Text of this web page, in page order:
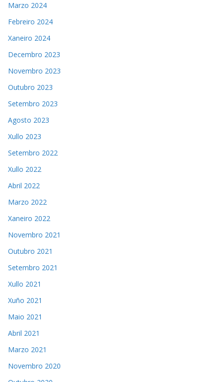
Marzo 2024
Febreiro 2024
Xaneiro 2024
Decembro 2023
Novembro 2023
Outubro 2023
Setembro 2023
Agosto 2023
Xullo 2023
Setembro 2022
Xullo 2022
Abril 2022
Marzo 2022
Xaneiro 2022
Novembro 2021
Outubro 2021
Setembro 2021
Xullo 2021
Xuño 2021
Maio 2021
Abril 2021
Marzo 2021
Novembro 2020